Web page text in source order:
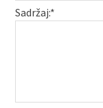
Sadržaj:*